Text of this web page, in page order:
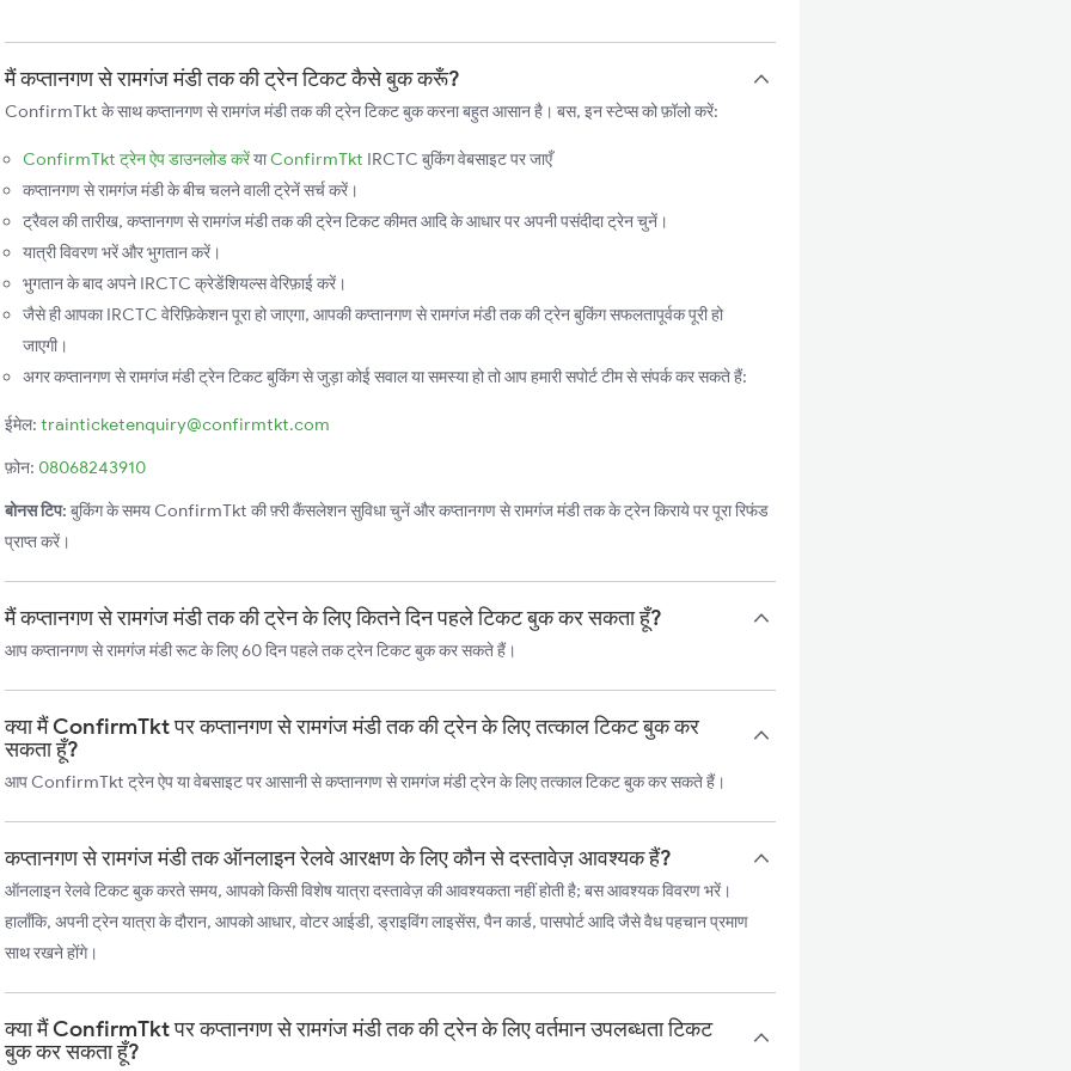
मैं कप्तानगण से रामगंज मंडी तक की ट्रेन टिकट कैसे बुक करूँ?
ConfirmTkt के साथ कप्तानगण से रामगंज मंडी तक की ट्रेन टिकट बुक करना बहुत आसान है। बस, इन स्टेप्स को फ़ॉलो करें:
ConfirmTkt ट्रेन ऐप डाउनलोड करेंयाConfirmTkt IRCTC बुकिंग वेबसाइट पर जाएँ
कप्तानगण से रामगंज मंडी के बीच चलने वाली ट्रेनें सर्च करें।
ट्रैवल की तारीख, कप्तानगण से रामगंज मंडी तक की ट्रेन टिकट कीमत आदि के आधार पर अपनी पसंदीदा ट्रेन चुनें।
यात्री विवरण भरें और भुगतान करें।
भुगतान के बाद अपने IRCTC क्रेडेंशियल्स वेरिफ़ाई करें।
जैसे ही आपका IRCTC वेरिफ़िकेशन पूरा हो जाएगा, आपकी कप्तानगण से रामगंज मंडी तक की ट्रेन बुकिंग सफलतापूर्वक पूरी हो
जाएगी।
अगर कप्तानगण से रामगंज मंडी ट्रेन टिकट बुकिंग से जुड़ा कोई सवाल या समस्या हो तो आप हमारी सपोर्ट टीम से संपर्क कर सकते हैं:
ईमेल: trainticketenquiry@confirmtkt.com
फ़ोन: 08068243910
बोनस टिप: बुकिंग के समय ConfirmTkt की फ़्री कैंसलेशन सुविधा चुनें और कप्तानगण से रामगंज मंडी तक के ट्रेन किराये पर पूरा रिफंड
प्राप्त करें।
मैं कप्तानगण से रामगंज मंडी तक की ट्रेन के लिए कितने दिन पहले टिकट बुक कर सकता हूँ?
आप कप्तानगण से रामगंज मंडी रूट के लिए 60 दिन पहले तक ट्रेन टिकट बुक कर सकते हैं।
क्या मैं ConfirmTkt पर कप्तानगण से रामगंज मंडी तक की ट्रेन के लिए तत्काल टिकट बुक कर
सकता हूँ?
आप ConfirmTkt ट्रेन ऐप या वेबसाइट पर आसानी से कप्तानगण से रामगंज मंडी ट्रेन के लिए तत्काल टिकट बुक कर सकते हैं।
कप्तानगण से रामगंज मंडी तक ऑनलाइन रेलवे आरक्षण के लिए कौन से दस्तावेज़ आवश्यक हैं?
ऑनलाइन रेलवे टिकट बुक करते समय, आपको किसी विशेष यात्रा दस्तावेज़ की आवश्यकता नहीं होती है; बस आवश्यक विवरण भरें।
हालाँकि, अपनी ट्रेन यात्रा के दौरान, आपको आधार, वोटर आईडी, ड्राइविंग लाइसेंस, पैन कार्ड, पासपोर्ट आदि जैसे वैध पहचान प्रमाण
साथ रखने होंगे।
क्या मैं ConfirmTkt पर कप्तानगण से रामगंज मंडी तक की ट्रेन के लिए वर्तमान उपलब्धता टिकट
बुक कर सकता हूँ?